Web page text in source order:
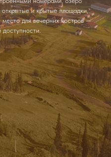
и крытые площадки,
для вечерних костров —